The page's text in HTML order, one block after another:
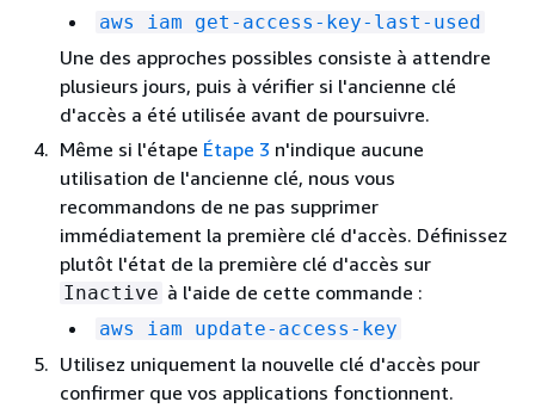
aws iam get-access-key-last-used
Une des approches possibles consiste à attendre
plusieurs jours, puis à vérifier si l'ancienne clé
d'accès a été utilisée avant de poursuivre.
Même si l'étape Étape 3 n'indique aucune
utilisation de l'ancienne clé, nous vous
recommandons de ne pas supprimer
immédiatement la première clé d'accès. Définissez
plutôt l'état de la première clé d'accès sur
Inactive à l'aide de cette commande :
aws iam update-access-key
Utilisez uniquement la nouvelle clé d'accès pour
confirmer que vos applications fonctionnent.